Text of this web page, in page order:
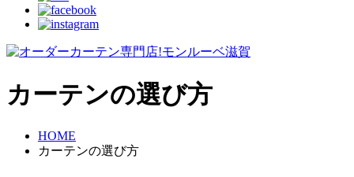
カーテンの選び方
HOME
カーテンの選び方